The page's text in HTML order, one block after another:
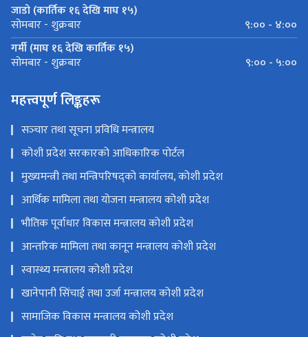
जाडो (कार्तिक १६ देखि माघ १५)
सोमबार - शुक्रबार
९:०० - ४:००
गर्मी (माघ १६ देखि कार्तिक १५)
सोमबार - शुक्रबार ९:०० - ५:००
महत्त्वपूर्ण लिङ्कहरू
सञ्‍चार तथा सूचना प्रविधि मन्त्रालय
कोशी प्रदेश सरकारको आधिकारिक पोर्टल
मुख्यमन्त्री तथा मन्त्रिपरिषद्को कार्यालय, कोशी प्रदेश
आर्थिक मामिला तथा योजना मन्त्रालय कोशी प्रदेश
भौतिक पूर्वाधार विकास मन्त्रालय कोशी प्रदेश
आन्तरिक मामिला तथा कानून मन्त्रालय कोशी प्रदेश
स्वास्थ्य मन्त्रालय कोशी प्रदेश
खानेपानी सिंचाई तथा उर्जा मन्त्रालय कोशी प्रदेश
सामाजिक विकास मन्त्रालय कोशी प्रदेश